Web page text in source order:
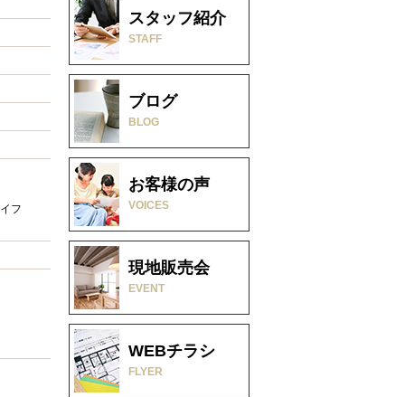
フ
スタッフ紹介
STAFF
ブログ
BLOG
お客様の声
VOICES
現地販売会
EVENT
WEBチラシ
FLYER